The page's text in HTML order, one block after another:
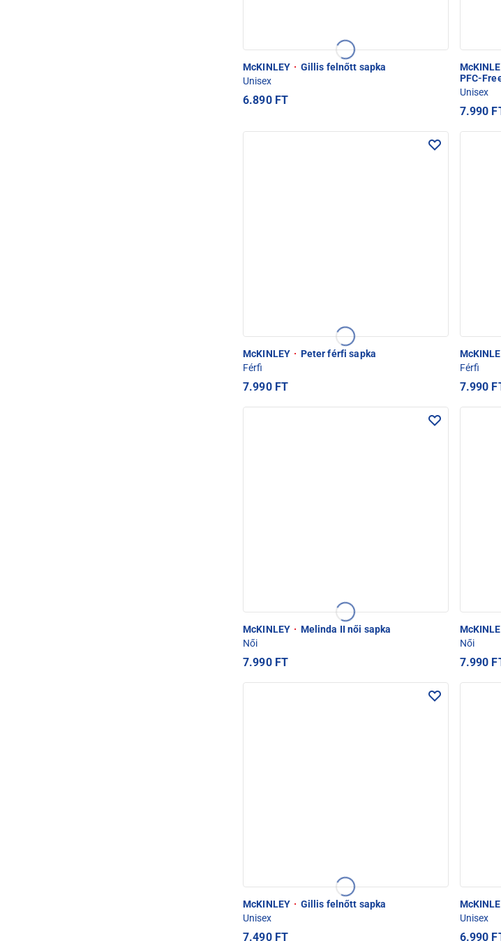
McKINLEY · Gillis felnőtt sapka
Unisex
6.890 FT
PFC-
Unisex
7.990
McKINLEY · Peter férfi sapka
Férfi
7.990 FT
Férfi
7.990
McKINLEY · Melinda II női sapka
Női
7.990 FT
Női
7.990
McKINLEY · Gillis felnőtt sapka
Unisex
7.490 FT
Unisex
6.990